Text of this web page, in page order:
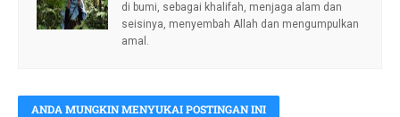
di bumi, sebagai khalifah, menjaga alam dan
seisinya, menyembah Allah dan mengumpulkan
amal.
ANDA MUNGKIN MENYUKAI POSTINGAN INI